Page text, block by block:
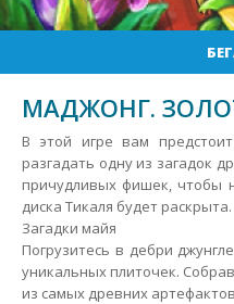
МАДЖОНГ.
В этой игре вам
разгадать одну из загадок
причудливых фишек, чтобы
диска Тикаля будет раскрыта.
Загадки майя
Погрузитесь в дебри
уникальных плиточек.
из самых древних